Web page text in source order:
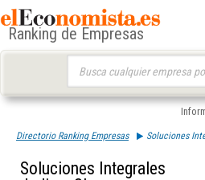
Ranking de Empresas
Directorio Ranking Empresas Soluciones
Soluciones Integrales